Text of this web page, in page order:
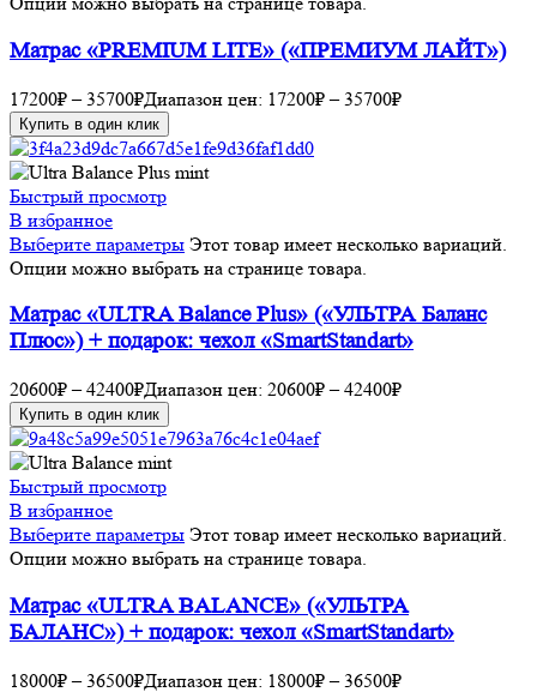
Матрас «PREMIUM LITE» («ПРЕМИУМ ЛАЙТ»)
17200₽ – 35700₽Диапазон цен: 17200₽ – 35700₽
Купить в один клик
Быстрый просмотр
В избранное
Выберите параметры Этот товар имеет несколько вариаций.
Опции можно выбрать на странице товара.
Матрас «ULTRA Balance Plus» («УЛЬТРА Баланс
Плюс») + подарок: чехол «SmartStandart»
20600₽ – 42400₽Диапазон цен: 20600₽ – 42400₽
Купить в один клик
Быстрый просмотр
В избранное
Выберите параметры Этот товар имеет несколько вариаций.
Опции можно выбрать на странице товара.
Матрас «ULTRA BALANCE» («УЛЬТРА
БАЛАНС») + подарок: чехол «SmartStandart»
18000₽ – 36500₽Диапазон цен: 18000₽ – 36500₽